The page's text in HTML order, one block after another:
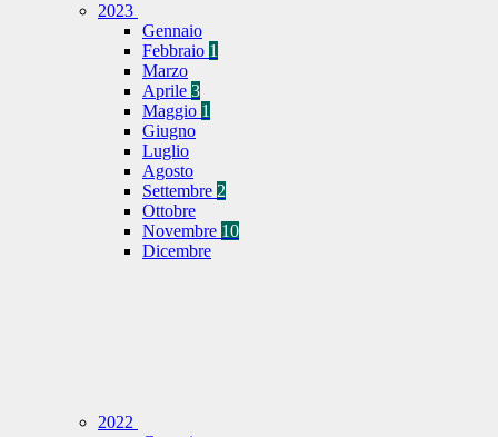
2023
Gennaio
Febbraio 1
Marzo
Aprile 3
Maggio 1
Giugno
Luglio
Agosto
Settembre 2
Ottobre
Novembre 10
Dicembre
2022